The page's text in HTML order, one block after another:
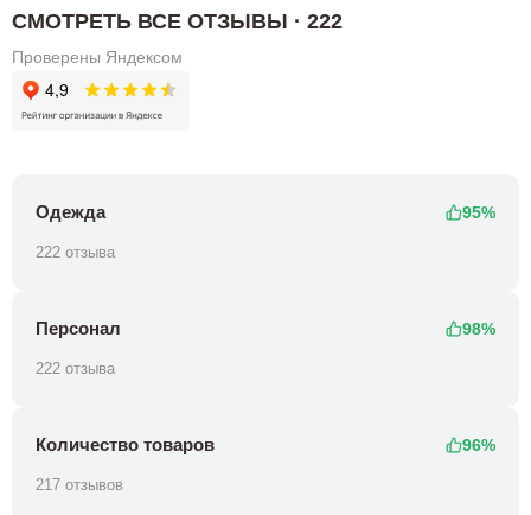
СМОТРЕТЬ ВСЕ ОТЗЫВЫ · 222
Проверены Яндексом
Одежда 95%
222 отзыва
Персонал 98%
222 отзыва
Количество товаров 96%
217 отзывов